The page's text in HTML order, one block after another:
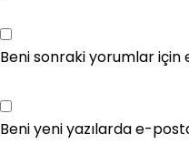
Beni sonraki yorumlar
Beni yeni yazılarda e-